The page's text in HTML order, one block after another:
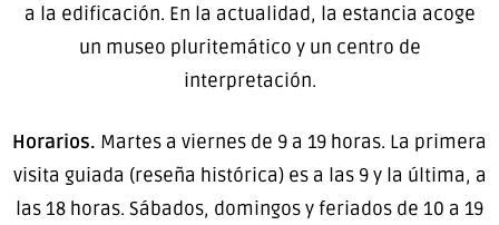
a la edificación. En la actualidad, la estancia acoge
un museo pluritemático y un centro de
interpretación.
Horarios. Martes a viernes de 9 a 19 horas. La primera
visita guiada (reseña histórica) es a las 9 y la última, a
las 18 horas. Sábados, domingos y feriados de 10 a 19